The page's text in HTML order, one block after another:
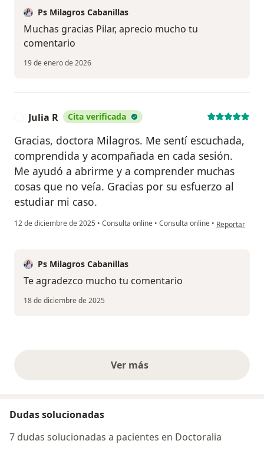
Ps Milagros Cabanillas
Muchas gracias Pilar, aprecio mucho tu
comentario
19 de enero de 2026
Julia R Cita verificada
Gracias, doctora Milagros. Me sentí escuchada,
comprendida y acompañada en cada sesión.
Me ayudó a abrirme y a comprender muchas
cosas que no veía. Gracias por su esfuerzo al
estudiar mi caso.
12 de diciembre de 2025 • Consulta online • Consulta online • en opinión del
Reportar
Ps Milagros Cabanillas
Te agradezco mucho tu comentario
18 de diciembre de 2025
Ver másopiniones anteriores
Dudas solucionadas
7 dudas solucionadas a pacientes en Doctoralia